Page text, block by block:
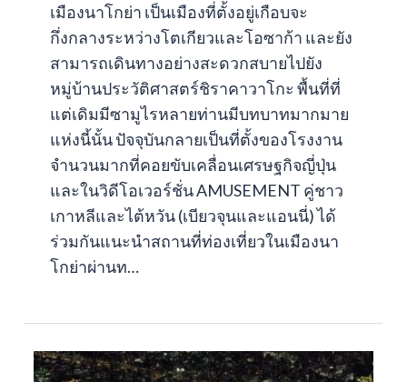
เมืองนาโกย่า เป็นเมืองที่ตั้งอยู่เกือบจะ
กึ่งกลางระหว่างโตเกียวและโอซาก้า และยัง
สามารถเดินทางอย่างสะดวกสบายไปยัง
หมู่บ้านประวัติศาสตร์ชิราคาวาโกะ พื้นที่ที่
แต่เดิมมีซามูไรหลายท่านมีบทบาทมากมาย
แห่งนี้นั้น ปัจจุบันกลายเป็นที่ตั้งของโรงงาน
จำนวนมากที่คอยขับเคลื่อนเศรษฐกิจญี่ปุ่น
และในวิดีโอเวอร์ชั่น AMUSEMENT คู่ชาว
เกาหลีและไต้หวัน (เบียวจุนและแอนนี่) ได้
ร่วมกันแนะนำสถานที่ท่องเที่ยวในเมืองนา
โกย่าผ่านท…